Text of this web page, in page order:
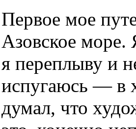
Первое мое
Азовское море.
я переплыву и
испугаюсь — в
думал, что